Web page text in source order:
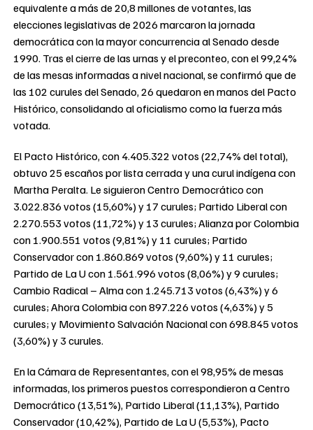
equivalente a más de 20,8 millones de votantes, las
elecciones legislativas de 2026 marcaron la jornada
democrática con la mayor concurrencia al Senado desde
1990. Tras el cierre de las urnas y el preconteo, con el 99,24%
de las mesas informadas a nivel nacional, se confirmó que de
las 102 curules del Senado, 26 quedaron en manos del Pacto
Histórico, consolidando al oficialismo como la fuerza más
votada.
El Pacto Histórico, con 4.405.322 votos (22,74% del total),
obtuvo 25 escaños por lista cerrada y una curul indígena con
Martha Peralta. Le siguieron Centro Democrático con
3.022.836 votos (15,60%) y 17 curules; Partido Liberal con
2.270.553 votos (11,72%) y 13 curules; Alianza por Colombia
con 1.900.551 votos (9,81%) y 11 curules; Partido
Conservador con 1.860.869 votos (9,60%) y 11 curules;
Partido de La U con 1.561.996 votos (8,06%) y 9 curules;
Cambio Radical – Alma con 1.245.713 votos (6,43%) y 6
curules; Ahora Colombia con 897.226 votos (4,63%) y 5
curules; y Movimiento Salvación Nacional con 698.845 votos
(3,60%) y 3 curules.
En la Cámara de Representantes, con el 98,95% de mesas
informadas, los primeros puestos correspondieron a Centro
Democrático (13,51%), Partido Liberal (11,13%), Partido
Conservador (10,42%), Partido de La U (5,53%), Pacto